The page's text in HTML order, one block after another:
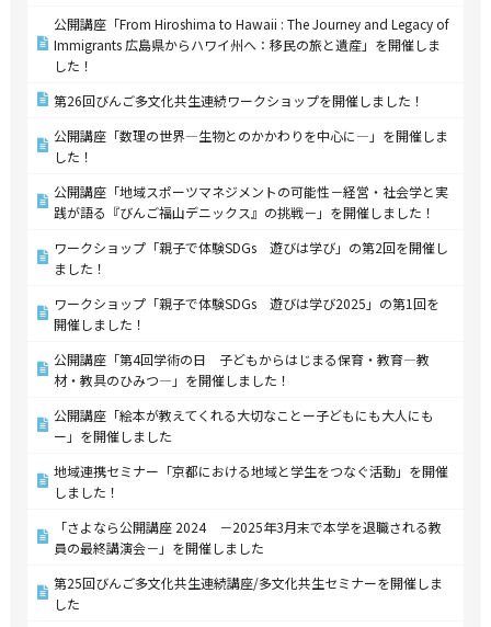
公開講座「From Hiroshima to Hawaii : The Journey and Legacy of
Immigrants 広島県からハワイ州へ：移民の旅と遺産」を開催しま
した！
第26回びんご多文化共生連続ワークショップを開催しました！
公開講座「数理の世界―生物とのかかわりを中心に―」を開催しま
した！
公開講座「地域スポーツマネジメントの可能性－経営・社会学と実
践が語る『びんご福山デニックス』の挑戦－」を開催しました！
ワークショップ「親子で体験SDGs 遊びは学び」の第2回を開催し
ました！
ワークショップ「親子で体験SDGs 遊びは学び2025」の第1回を
開催しました！
公開講座「第4回学術の日 子どもからはじまる保育・教育―教
材・教具のひみつ―」を開催しました！
公開講座「絵本が教えてくれる大切なことー子どもにも大人にも
ー」を開催しました
地域連携セミナー「京都における地域と学生をつなぐ活動」を開催
しました！
「さよなら公開講座 2024 －2025年3月末で本学を退職される教
員の最終講演会－」を開催しました
第25回びんご多文化共生連続講座/多文化共生セミナーを開催しま
した